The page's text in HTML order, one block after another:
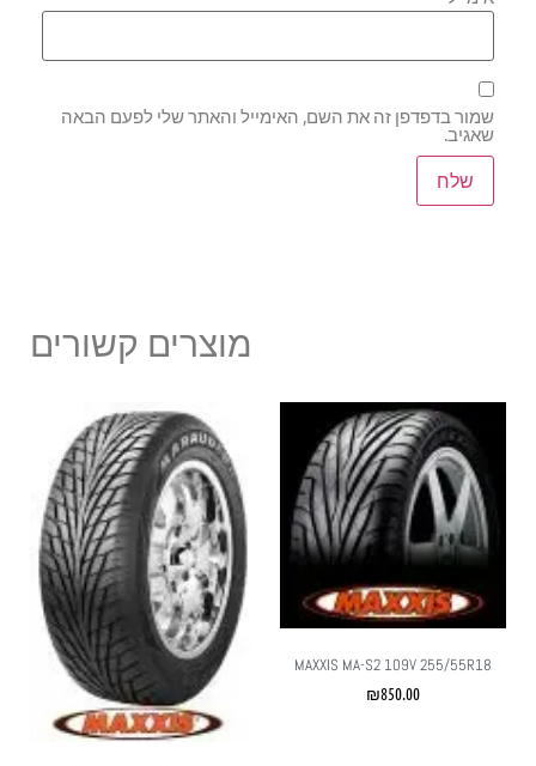
שמור בדפדפן זה את השם, האימייל והאתר שלי לפעם הבאה
שאגיב.
מוצרים קשורים
MAXXIS MA-S2 109V 255/55R18
₪850.00